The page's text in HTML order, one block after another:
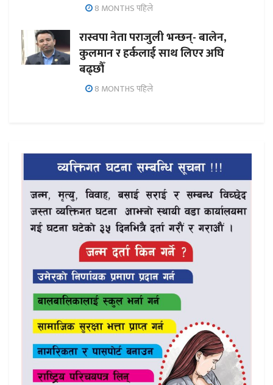
8 MONTHS पहिले
रास्वपा नेता पराजुली भन्छन्- बालेन,
कुलमान र हर्कलाई साथ लिएर अघि
बढ्छौँ
8 MONTHS पहिले